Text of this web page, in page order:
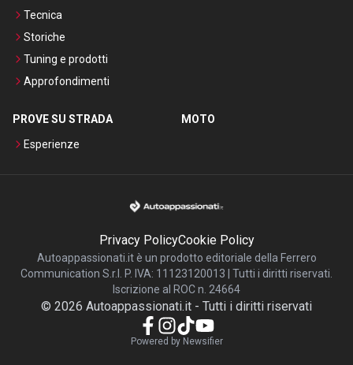
Tecnica
Storiche
Tuning e prodotti
Approfondimenti
PROVE SU STRADA
Esperienze
MOTO
Privacy PolicyCookie Policy
Autoappassionati.it è un prodotto editoriale della Ferrero
Communication S.r.l. P. IVA: 11123120013 | Tutti i diritti riservati.
Iscrizione al ROC n. 24664
© 2026 Autoappassionati.it - Tutti i diritti riservati
Powered by Newsifier